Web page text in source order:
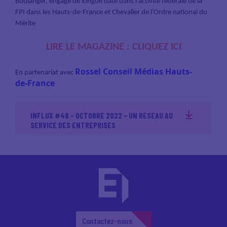
FPI dans les Hauts-de-France et Chevalier de l’Ordre national du
Mérite
LIRE LE MAGAZINE : CLIQUEZ ICI
En partenariat avec Rossel Conseil Médias Hauts-
de-France
INFLUX #48 - OCTOBRE 2022 - UN RESEAU AU
SERVICE DES ENTREPRISES
Contactez-nous